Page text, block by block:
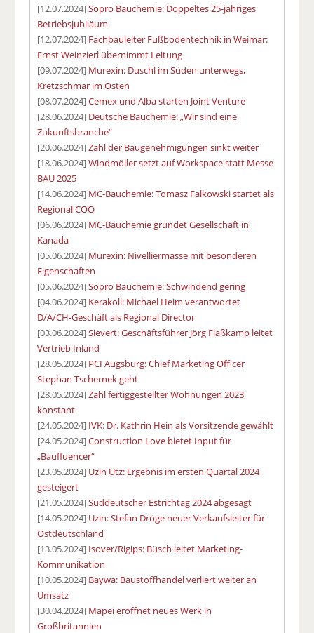
[12.07.2024]Sopro Bauchemie: Doppeltes 25-jähriges
Betriebsjubiläum
[12.07.2024] Fachbauleiter Fußbodentechnik in Weimar:
Ernst Weinzierl übernimmt Leitung
[09.07.2024] Murexin: Duschl im Süden unterwegs,
Kretzschmar im Osten
[08.07.2024]Cemex und Alba starten Joint Venture
[28.06.2024] Deutsche Bauchemie: „Wir sind eine
Zukunftsbranche“
[20.06.2024]Zahl der Baugenehmigungen sinkt weiter
[18.06.2024]Windmöller setzt auf Workspace statt Messe
BAU 2025
[14.06.2024] MC-Bauchemie: Tomasz Falkowski startet als
Regional COO
[06.06.2024] MC-Bauchemie gründet Gesellschaft in
Kanada
[05.06.2024] Murexin: Nivelliermasse mit besonderen
Eigenschaften
[05.06.2024]Sopro Bauchemie: Schwindend gering
[04.06.2024] Kerakoll: Michael Heim verantwortet
D/A/CH-Geschäft als Regional Director
[03.06.2024]Sievert: Geschäftsführer Jörg Flaßkamp leitet
Vertrieb Inland
[28.05.2024] PCI Augsburg: Chief Marketing Officer
Stephan Tschernek geht
[28.05.2024]Zahl fertiggestellter Wohnungen 2023
konstant
[24.05.2024] IVK: Dr. Kathrin Hein als Vorsitzende gewählt
[24.05.2024]Construction Love bietet Input für
„Baufluencer“
[23.05.2024] Uzin Utz: Ergebnis im ersten Quartal 2024
gesteigert
[21.05.2024]Süddeutscher Estrichtag 2024 abgesagt
[14.05.2024] Uzin: Stefan Dröge neuer Verkaufsleiter für
Ostdeutschland
[13.05.2024] Isover/Rigips: Büsch leitet Marketing-
Kommunikation
[10.05.2024] Baywa: Baustoffhandel verliert weiter an
Umsatz
[30.04.2024] Mapei eröffnet neues Werk in
Großbritannien